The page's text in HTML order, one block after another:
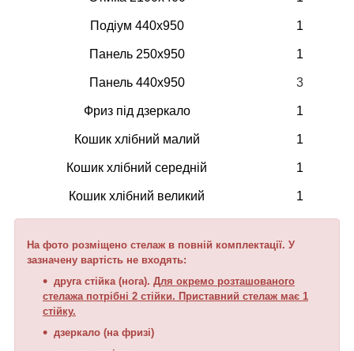
Подіум 440х950 1
Панель 250х950 1
Панель 440х950 3
Фриз під дзеркало 1
Кошик хлібний малий 1
Кошик хлібний середній 1
Кошик хлібний великий 1
На фото розміщено стелаж в повній комплектації. У
зазначену вартість не входять:
друга стійка (нога). Для окремо розташованого
стелажа потрібні 2 стійки. Приставний стелаж має 1
стійку.
дзеркало (на фризі)